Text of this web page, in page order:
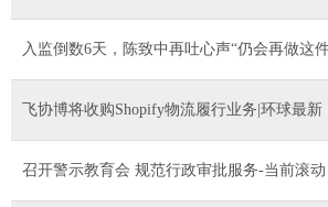
入监倒数6天，陈致中再吐心声“仍会再做这
飞协博将收购Shopify物流履行业务|环球最新
召开警示教育会 规范行政审批服务-当前滚动